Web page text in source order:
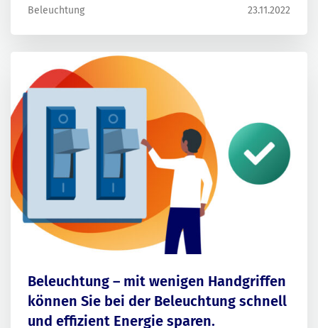
Auswahl. Welches Licht sich also für welchen Raum
Beleuchtung 23.11.2022
Beleuchtung – mit wenigen Handgriffen
können Sie bei der Beleuchtung schnell
und effizient Energie sparen.